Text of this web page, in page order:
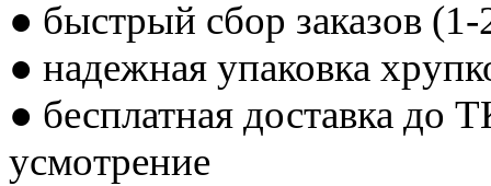
● быстрый сбор заказов
● надежная упаковка
● бесплатная доставка до
усмотрение